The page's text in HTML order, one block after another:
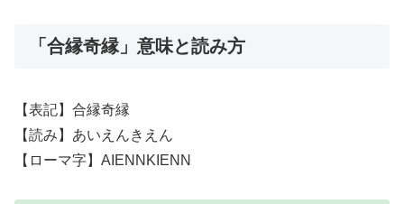
「合縁奇縁」意味と読み方
【表記】合縁奇縁
【読み】あいえんきえん
【ローマ字】AIENNKIENN